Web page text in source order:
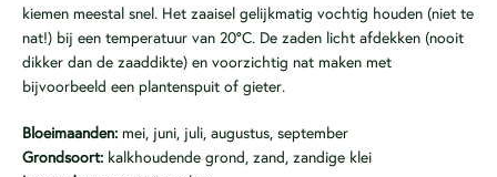
kiemen meestal snel. Het zaaisel gelijkmatig vochtig houden (niet te
nat!) bij een temperatuur van 20°C. De zaden licht afdekken (nooit
dikker dan de zaaddikte) en voorzichtig nat maken met
bijvoorbeeld een plantenspuit of gieter.
Bloeimaanden: mei, juni, juli, augustus, september
Grondsoort: kalkhoudende grond, zand, zandige klei